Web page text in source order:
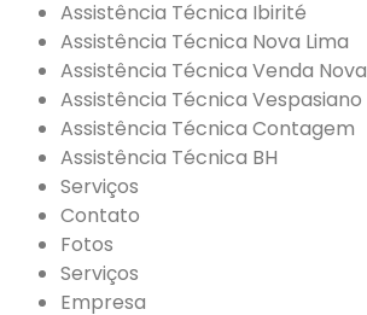
Assistência Técnica Ibirité
Assistência Técnica Nova Lima
Assistência Técnica Venda Nova
Assistência Técnica Vespasiano
Assistência Técnica Contagem
Assistência Técnica BH
Serviços
Contato
Fotos
Serviços
Empresa